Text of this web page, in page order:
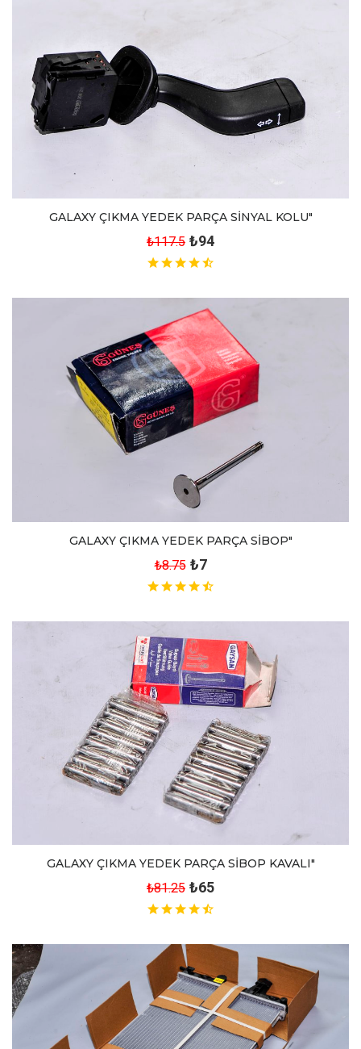
GALAXY ÇIKMA YEDEK PARÇA SİNYAL KOLU"
₺117.5 ₺94
GALAXY ÇIKMA YEDEK PARÇA SİBOP"
₺8.75 ₺7
GALAXY ÇIKMA YEDEK PARÇA SİBOP KAVALI"
₺81.25 ₺65